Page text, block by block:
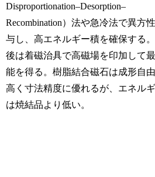
Disproportionation–Desorption–
Recombination）法や急冷法で異方
与し、高エネルギー積を確保する
後は着磁治具で高磁場を印加して
能を得る。樹脂結合磁石は成形自
高く寸法精度に優れるが、エネル
は焼結品より低い。